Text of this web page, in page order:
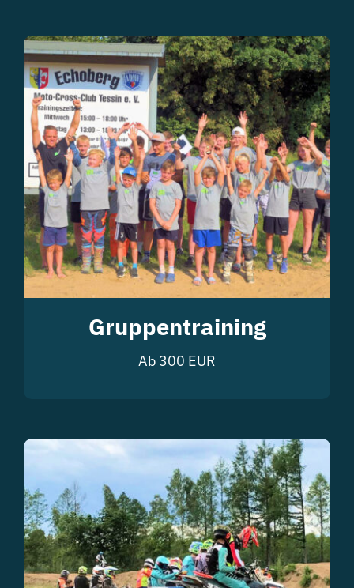
Gruppentraining
Ab 300 EUR